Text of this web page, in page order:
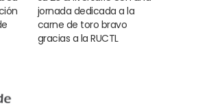
jornada dedicada a la
carne de toro bravo
gracias a la RUCTL